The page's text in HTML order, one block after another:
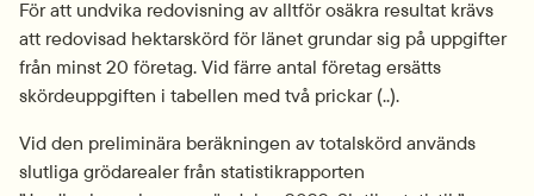
För att undvika redovisning av alltför osäkra resultat krävs
att redovisad hektarskörd för länet grundar sig på uppgifter
från minst 20 företag. Vid färre antal företag ersätts
skördeuppgiften i tabellen med två prickar (..).
Vid den preliminära beräkningen av totalskörd används
slutliga grödarealer från statistikrapporten